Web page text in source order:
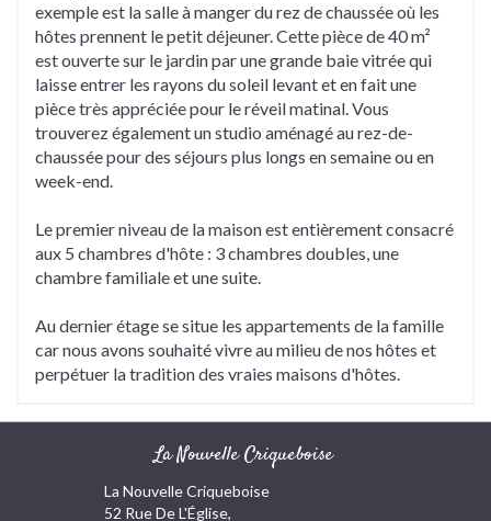
exemple est la salle à manger du rez de chaussée où les
hôtes prennent le petit déjeuner. Cette pièce de 40 m²
est ouverte sur le jardin par une grande baie vitrée qui
laisse entrer les rayons du soleil levant et en fait une
pièce très appréciée pour le réveil matinal. Vous
trouverez également un studio aménagé au rez-de-
chaussée pour des séjours plus longs en semaine ou en
week-end.
Le premier niveau de la maison est entièrement consacré
aux 5 chambres d'hôte : 3 chambres doubles, une
chambre familiale et une suite.
Au dernier étage se situe les appartements de la famille
car nous avons souhaité vivre au milieu de nos hôtes et
perpétuer la tradition des vraies maisons d'hôtes.
La Nouvelle Criqueboise
La Nouvelle Criqueboise
52 Rue De L'Église,